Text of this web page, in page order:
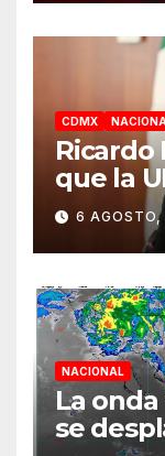
CDMX
Ricardo
que la
diálogo
6
NACIONAL
La
se